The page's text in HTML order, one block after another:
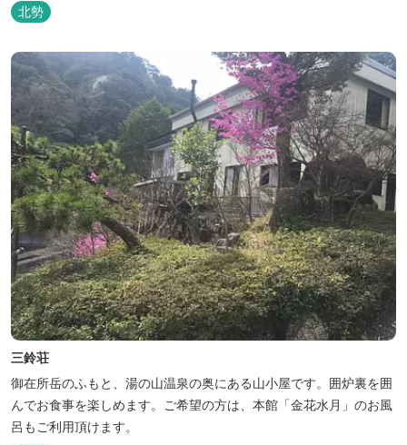
北勢
三鈴荘
御在所岳のふもと、湯の山温泉の奥にある山小屋です。囲炉裏を囲
んでお食事を楽しめます。ご希望の方は、本館「金花水月」のお風
呂もご利用頂けます。